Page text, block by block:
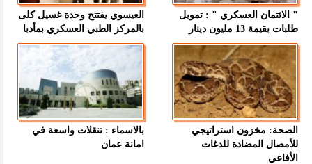
" الائتمان العسكري " : تمويل
طلبات بقيمة 13 مليون دينار
العيسوي يفتتح وحدة غسيل كلى
بالمركز الطبي العسكري بمأدبا
الصحة: مخزون استراتيجي
للأمصال المضادة للدغات
الأفاعي
بالاسماء : تنقلات واسعة في
امانة عمان